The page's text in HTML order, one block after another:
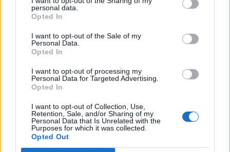
personal data.
Opted In
I want to opt-out of the Sale of my
Personal Data.
Opted In
I want to opt-out of processing my
Personal Data for Targeted Advertising.
Opted In
I want to opt-out of Collection, Use,
Retention, Sale, and/or Sharing of my
Personal Data that Is Unrelated with the
Purposes for which it was collected.
Opted Out
PARAPOLITIKA NEWSROOM
Ρεκόρ κρουαζιέρας στα Χανιά: Αύξηση
49% στους επιβάτες και 54% στα πλοία
Αποδέχομαι τους
και την πολιτική απορρήτου
X